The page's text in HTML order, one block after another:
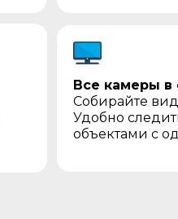
Все камеры в
Собирайте
Удобно
объектами с